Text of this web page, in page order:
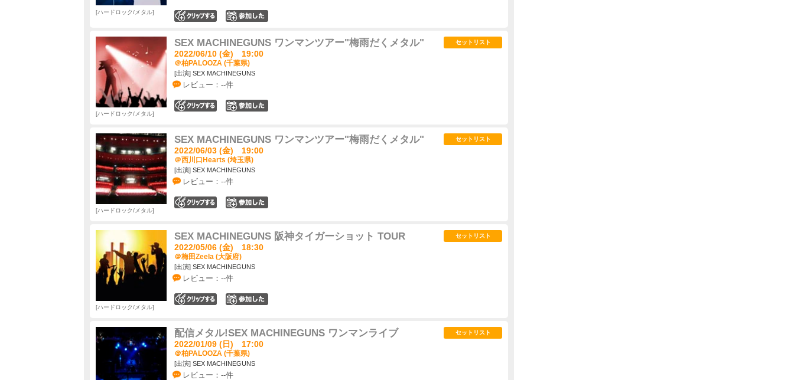
ハードロック/メタル
SEX MACHINEGUNS ワンマンツアー"梅雨だくメタル"
2022/06/10 (金) 19:00
＠柏PALOOZA (千葉県)
[出演] SEX MACHINEGUNS
レビュー：--件
セットリスト
ハードロック/メタル
SEX MACHINEGUNS ワンマンツアー"梅雨だくメタル"
2022/06/03 (金) 19:00
＠西川口Hearts (埼玉県)
[出演] SEX MACHINEGUNS
レビュー：--件
セットリスト
ハードロック/メタル
SEX MACHINEGUNS 阪神タイガーショット TOUR
2022/05/06 (金) 18:30
＠梅田Zeela (大阪府)
[出演] SEX MACHINEGUNS
レビュー：--件
セットリスト
ハードロック/メタル
配信メタル!SEX MACHINEGUNS ワンマンライブ
2022/01/09 (日) 17:00
＠柏PALOOZA (千葉県)
[出演] SEX MACHINEGUNS
レビュー：--件
セットリスト